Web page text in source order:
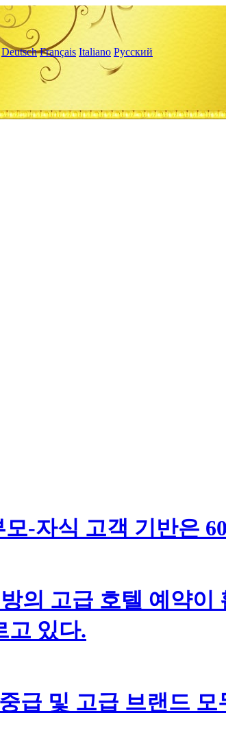
Deutsch Français Italiano Русский
-자식 고객 기반은
의 고급 호텔 예약이
고 있다.
급 및 고급 브랜드